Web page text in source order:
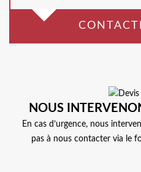
NOUS
En cas d’urgence, nous
pas à nous contacter via le